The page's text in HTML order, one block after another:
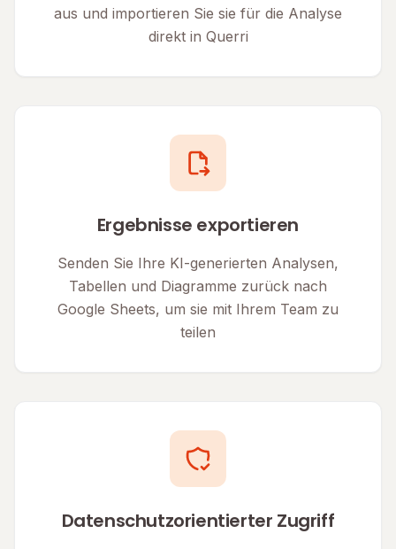
aus und importieren Sie sie für die Analyse
direkt in Querri
Ergebnisse exportieren
Senden Sie Ihre KI-generierten Analysen,
Tabellen und Diagramme zurück nach
Google Sheets, um sie mit Ihrem Team zu
teilen
Datenschutzorientierter Zugriff